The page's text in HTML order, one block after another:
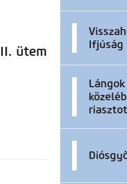
ütem
Ifjúság